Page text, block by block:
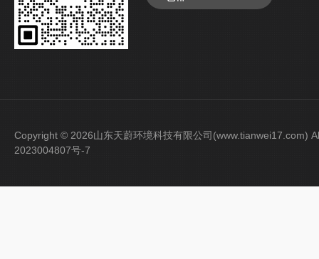
Copyright © 2026山东天蔚环境科技有限公司(www.tianwei17.com)
2023004807号-7